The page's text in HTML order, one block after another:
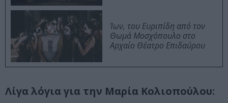
Ίων, του Ευριπίδη από τον
Θωμά Μοσχόπουλο στο
Αρχαίο Θέατρο Επιδαύρου
Λίγα λόγια για την Μαρία Κολιοπούλου: